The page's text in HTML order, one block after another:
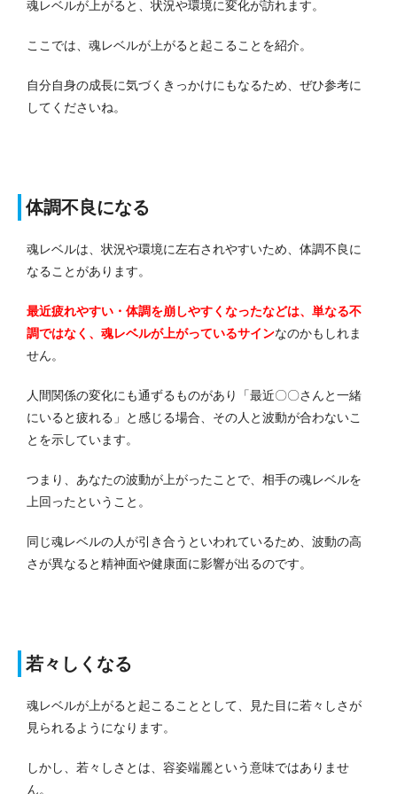
魂レベルが上がると、状況や環境に変化が訪れます。
ここでは、魂レベルが上がると起こることを紹介。
自分自身の成長に気づくきっかけにもなるため、ぜひ参考に
してくださいね。
体調不良になる
魂レベルは、状況や環境に左右されやすいため、体調不良に
なることがあります。
最近疲れやすい・体調を崩しやすくなったなどは、単なる不
調ではなく、魂レベルが上がっているサインなのかもしれま
せん。
人間関係の変化にも通ずるものがあり「最近〇〇さんと一緒
にいると疲れる」と感じる場合、その人と波動が合わないこ
とを示しています。
つまり、あなたの波動が上がったことで、相手の魂レベルを
上回ったということ。
同じ魂レベルの人が引き合うといわれているため、波動の高
さが異なると精神面や健康面に影響が出るのです。
若々しくなる
魂レベルが上がると起こることとして、見た目に若々しさが
見られるようになります。
しかし、若々しさとは、容姿端麗という意味ではありませ
ん。